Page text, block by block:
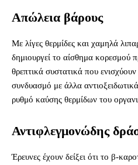
Απώλεια βάρους
Με λίγες θερμίδες και χαμηλά
δημιουργεί το αίσθημα κορεσμού
θρεπτικά συστατικά που
συνδυασμό με άλλα
ρυθμό καύσης θερμίδων του
Αντιφλεγμονώδης
Έρευνες έχουν δείξει ότι το β-